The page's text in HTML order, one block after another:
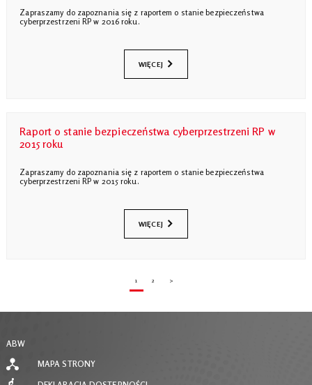
Zapraszamy do zapoznania się z raportem o stanie bezpieczeństwa
cyberprzestrzeni RP w 2016 roku.
WIĘCEJ
Raport o stanie bezpieczeństwa cyberprzestrzeni RP w
2015 roku
Zapraszamy do zapoznania się z raportem o stanie bezpieczeństwa
cyberprzestrzeni RP w 2015 roku.
WIĘCEJ
1 2 >
ABW
MAPA STRONY